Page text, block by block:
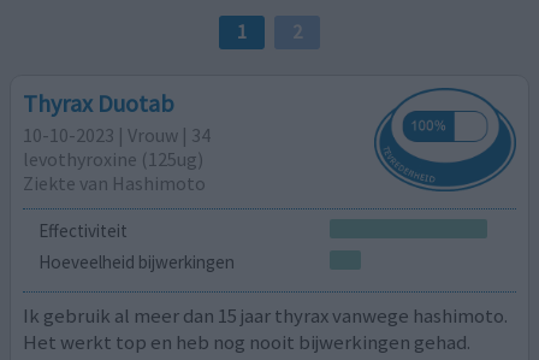
1 2
Thyrax Duotab
10-10-2023 | Vrouw | 34
levothyroxine (125ug)
Ziekte van Hashimoto
Effectiviteit
Hoeveelheid bijwerkingen
Ik gebruik al meer dan 15 jaar thyrax vanwege hashimoto.
Het werkt top en heb nog nooit bijwerkingen gehad.